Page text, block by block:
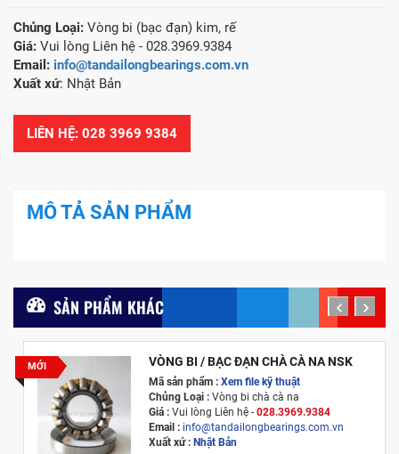
Chủng Loại: Vòng bi (bạc đạn) kim, rế
Giá: Vui lòng Liên hệ - 028.3969.9384
Email: info@tandailongbearings.com.vn
Xuất xứ: Nhật Bản
LIÊN HỆ: 028 3969 9384
MÔ TẢ SẢN PHẨM
SẢN PHẨM KHÁC
MỚI VÒNG BI / BẠC ĐẠN CHÀ CÀ NA NSK
Mã sản phẩm : Xem file kỹ thuật
Chủng Loại : Vòng bi chà cà na
Giá :Vui lòng Liên hệ - 028.3969.9384
Email : info@tandailongbearings.com.vn
Xuất xứ : Nhật Bản
prev next